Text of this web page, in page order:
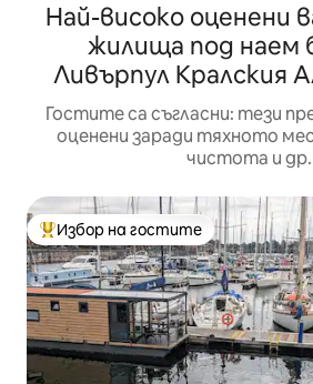
Най-високо оценени
жилища под наем
Ливърпул Кралския
Гостите са съгласни: тези
оценени заради тяхното
чистота и др.
Най-популярен избор на гостите
Избор на гостите